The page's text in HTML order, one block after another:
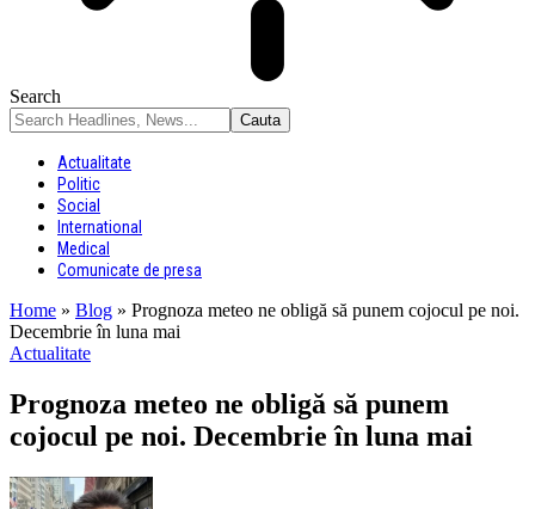
Search
Actualitate
Politic
Social
International
Medical
Comunicate de presa
Home » Blog » Prognoza meteo ne obligă să punem cojocul pe noi.
Decembrie în luna mai
Actualitate
Prognoza meteo ne obligă să punem
cojocul pe noi. Decembrie în luna mai